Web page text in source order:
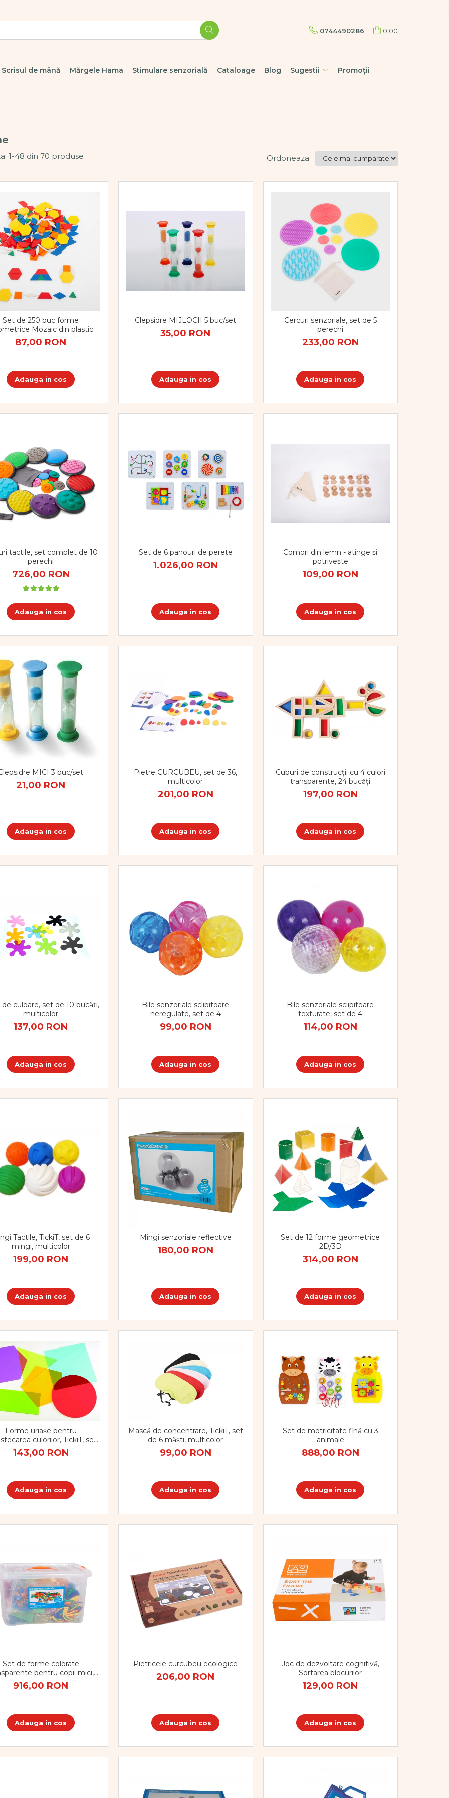
0744490286 0,00
Scrisul de mână Mărgele Hama Stimulare senzorială Cataloage Blog Sugestii Promoții
1-48 din 70 produse Ordoneaza:
Set de 250 buc forme
Mozaic din plastic
87,00 RON
Adauga in cos
Clepsidre MIJLOCII 5 buc/set
35,00 RON
Adauga in cos
Cercuri senzoriale, set de 5
perechi
233,00 RON
Adauga in cos
tactile, set complet de 10
perechi
726,00 RON
Adauga in cos
Set de 6 panouri de perete
1.026,00 RON
Adauga in cos
Comori din lemn - atinge și
potrivește
109,00 RON
Adauga in cos
MICI 3 buc/set
21,00 RON
Adauga in cos
Pietre CURCUBEU, set de 36,
multicolor
201,00 RON
Adauga in cos
Cuburi de construcții cu 4 culori
transparente, 24 bucăți
197,00 RON
Adauga in cos
culoare, set de 10 bucăți,
multicolor
137,00 RON
Adauga in cos
Bile senzoriale sclipitoare
neregulate, set de 4
99,00 RON
Adauga in cos
Bile senzoriale sclipitoare
texturate, set de 4
114,00 RON
Adauga in cos
Tactile, TickiT, set de 6
mingi, multicolor
199,00 RON
Adauga in cos
Mingi senzoriale reflective
180,00 RON
Adauga in cos
Set de 12 forme geometrice
2D/3D
314,00 RON
Adauga in cos
Forme uriașe pentru
culorilor, TickiT, set
6 elemente, multicolor
143,00 RON
Adauga in cos
Mască de concentrare, TickiT, set
de 6 măști, multicolor
99,00 RON
Adauga in cos
Set de motricitate fină cu 3
animale
888,00 RON
Adauga in cos
Set de forme colorate
pentru copii mici,
634 bucăți
916,00 RON
Adauga in cos
Pietricele curcubeu ecologice
206,00 RON
Adauga in cos
Joc de dezvoltare cognitivă,
Sortarea blocurilor
129,00 RON
Adauga in cos